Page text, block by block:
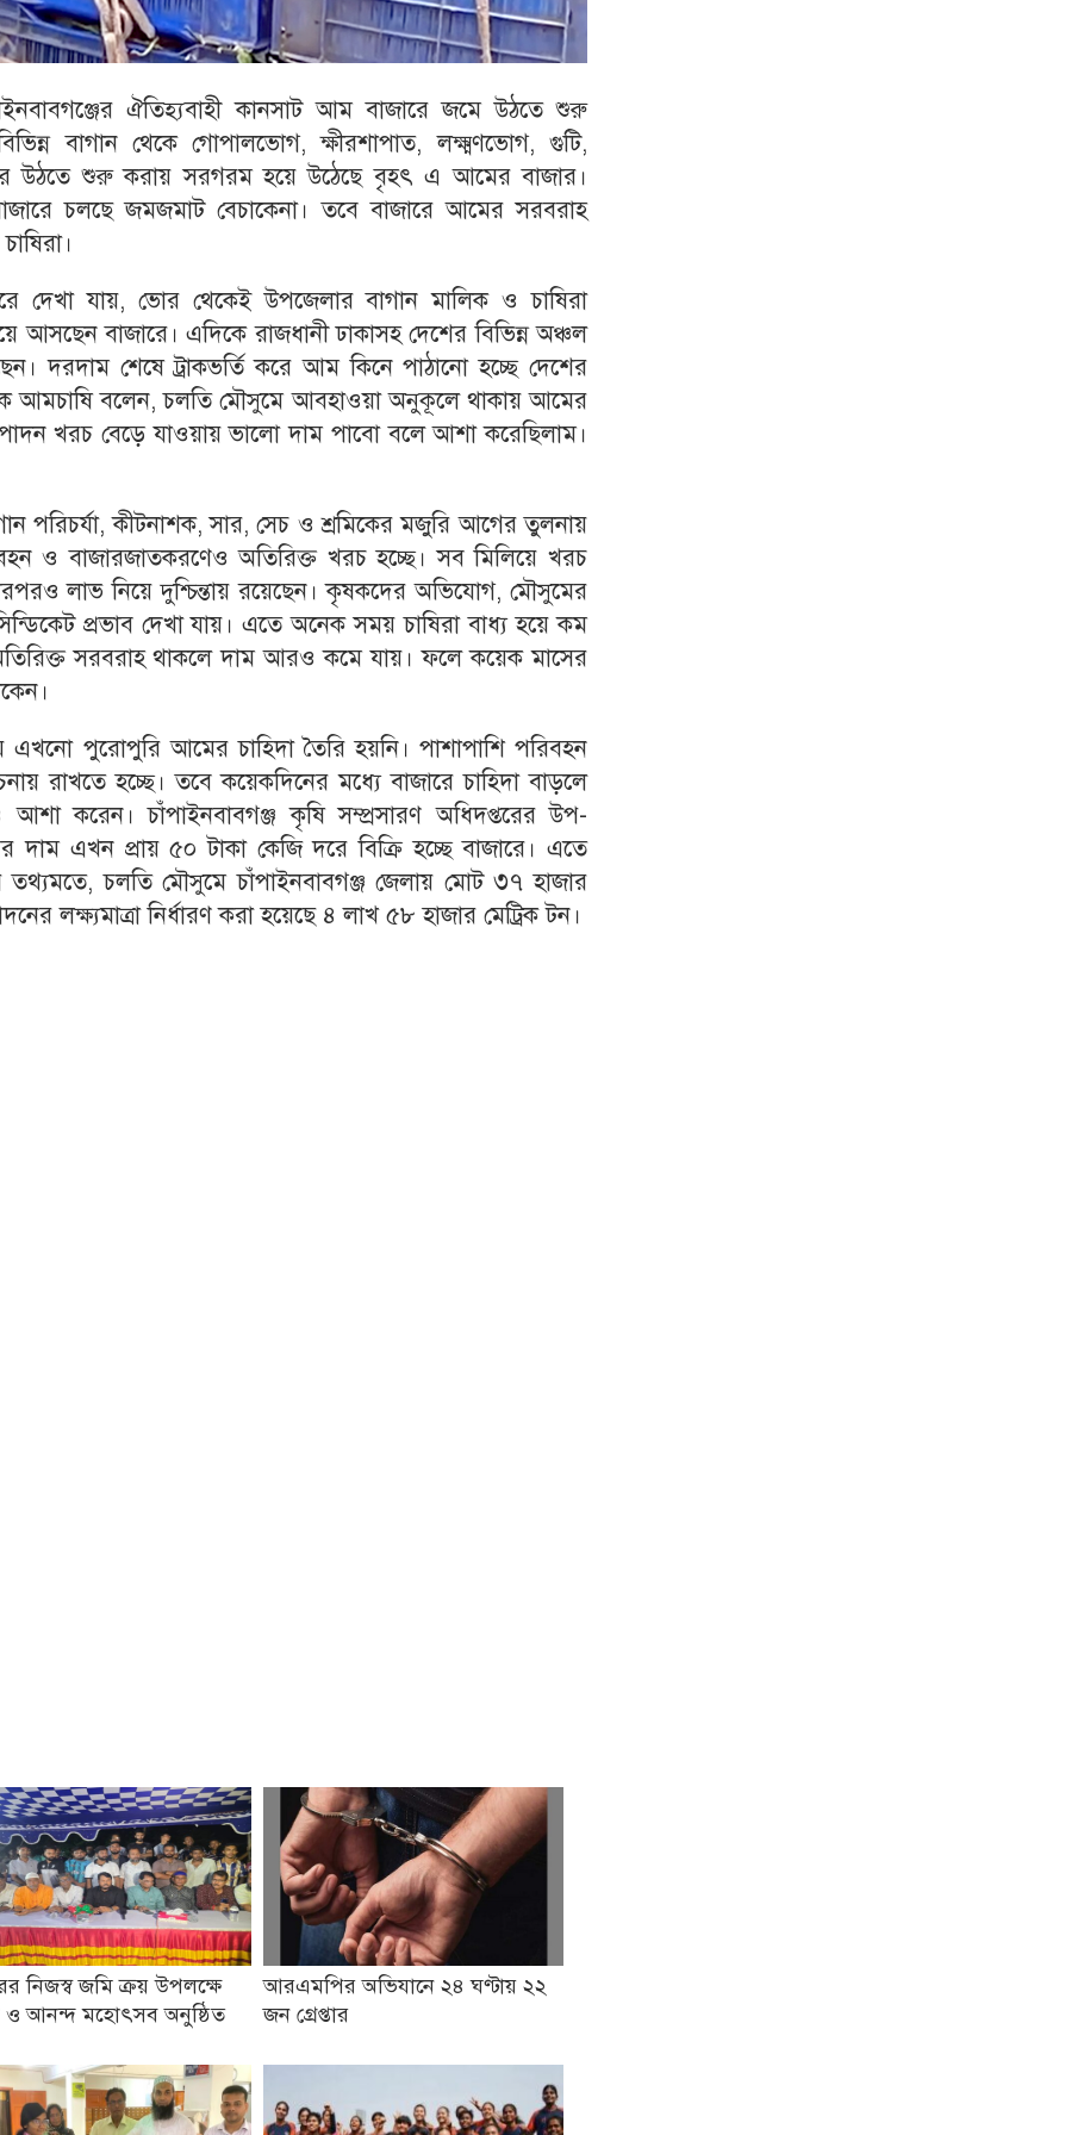
ঐতিহ্যবাহী কানসাট আম বাজারে জমে উঠতে শুরু
বাগান থেকে গোপালভোগ, ক্ষীরশাপাত, লক্ষ্মণভোগ, গুটি,
উঠতে শুরু করায় সরগরম হয়ে উঠেছে বৃহৎ এ আমের বাজার।
চলছে জমজমাট বেচাকেনা। তবে বাজারে আমের সরবরাহ
দেখা যায়, ভোর থেকেই উপজেলার বাগান মালিক ও চাষিরা
বাজারে। এদিকে রাজধানী ঢাকাসহ দেশের বিভিন্ন অঞ্চল
দরদাম শেষে ট্রাকভর্তি করে আম কিনে পাঠানো হচ্ছে দেশের
আমচাষি বলেন, চলতি মৌসুমে আবহাওয়া অনুকূলে থাকায় আমের
খরচ বেড়ে যাওয়ায় ভালো দাম পাবো বলে আশা করেছিলাম।
পরিচর্যা, কীটনাশক, সার, সেচ ও শ্রমিকের মজুরি আগের তুলনায়
ও বাজারজাতকরণেও অতিরিক্ত খরচ হচ্ছে। সব মিলিয়ে খরচ
লাভ নিয়ে দুশ্চিন্তায় রয়েছেন। কৃষকদের অভিযোগ, মৌসুমের
প্রভাব দেখা যায়। এতে অনেক সময় চাষিরা বাধ্য হয়ে কম
সরবরাহ থাকলে দাম আরও কমে যায়। ফলে কয়েক মাসের
এখনো পুরোপুরি আমের চাহিদা তৈরি হয়নি। পাশাপাশি পরিবহন
রাখতে হচ্ছে। তবে কয়েকদিনের মধ্যে বাজারে চাহিদা বাড়লে
করেন। চাঁপাইনবাবগঞ্জ কৃষি সম্প্রসারণ অধিদপ্তরের উপ-
এখন প্রায় ৫০ টাকা কেজি দরে বিক্রি হচ্ছে বাজারে। এতে
চলতি মৌসুমে চাঁপাইনবাবগঞ্জ জেলায় মোট ৩৭ হাজার
লক্ষ্যমাত্রা নির্ধারণ করা হয়েছে ৪ লাখ ৫৮ হাজার মেট্রিক টন।
নিজস্ব জমি ক্রয় উপলক্ষে
ও আনন্দ মহোৎসব অনুষ্ঠিত
আরএমপির অভিযানে ২৪ ঘণ্টায় ২২
জন গ্রেপ্তার